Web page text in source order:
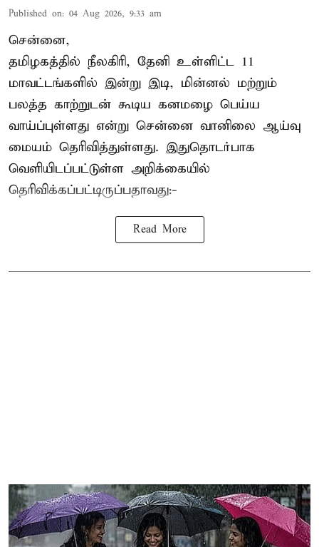
Published on: 04 Aug 2026, 9:33 am
சென்னை,
தமிழகத்தில் நீலகிரி, தேனி உள்ளிட்ட 11
மாவட்டங்களில் இன்று இடி, மின்னல் மற்றும்
பலத்த காற்றுடன் கூடிய கனமழை பெய்ய
வாய்ப்புள்ளது என்று சென்னை வானிலை ஆய்வு
மையம் தெரிவித்துள்ளது. இதுதொடர்பாக
வெளியிடப்பட்டுள்ள அறிக்கையில்
தெரிவிக்கப்பட்டிருப்பதாவது:-
Read More